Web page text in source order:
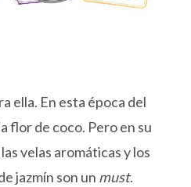
ella. En esta época del
flor de coco. Pero en su
velas aromáticas y los
jazmín son un must.